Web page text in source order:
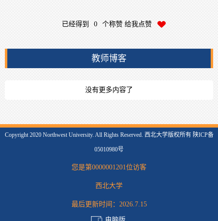
已经得到 0 个称赞 给我点赞
教师博客
没有更多内容了
Copyright 2020 Northwest University. All Rights Reserved. 西北大学版权所有 陕ICP备
05010980号
您是第0000001201位访客
西北大学
最后更新时间： 2026.7.15